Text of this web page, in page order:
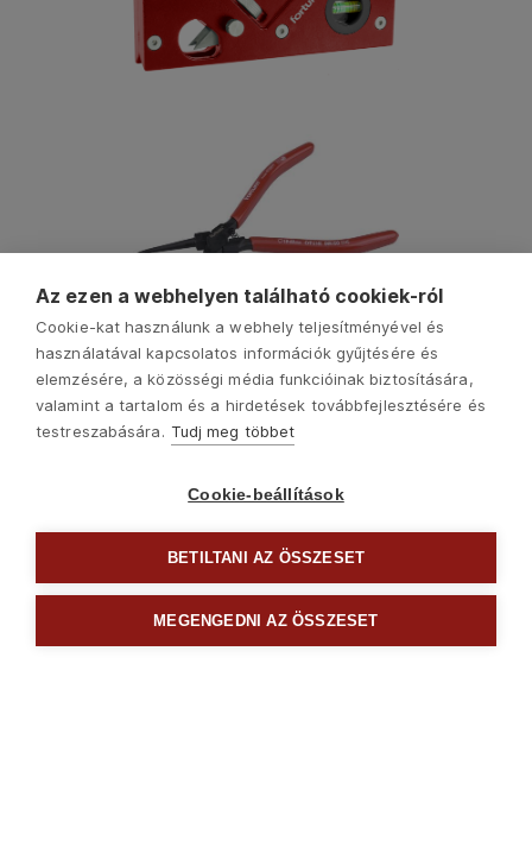
Az ezen a webhelyen található cookiek-ról
Cookie-kat használunk a webhely teljesítményével és
használatával kapcsolatos információk gyűjtésére és
elemzésére, a közösségi média funkcióinak biztosítására,
valamint a tartalom és a hirdetések továbbfejlesztésére és
testreszabására. Tudj meg többet
Cookie-beállítások
BETILTANI AZ ÖSSZESET
MEGENGEDNI AZ ÖSSZESET